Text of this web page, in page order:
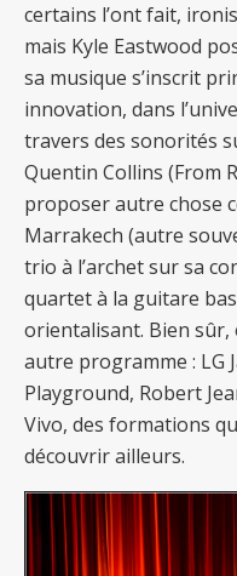
certains l’ont fait,
mais Kyle Eastwood
sa musique s’inscrit
innovation, dans
travers des sonorités
Quentin Collins (From
proposer autre chose
Marrakech (autre
trio à l’archet sur sa
quartet à la guitare
orientalisant. Bien
autre programme : LG
Playground, Robert
Vivo, des formations
découvrir ailleurs.